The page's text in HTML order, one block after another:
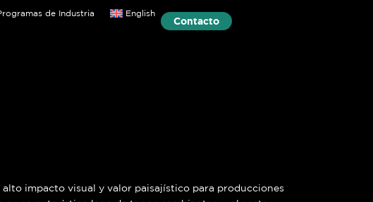
de Industria English
Contacto
impacto visual y valor paisajístico para producciones